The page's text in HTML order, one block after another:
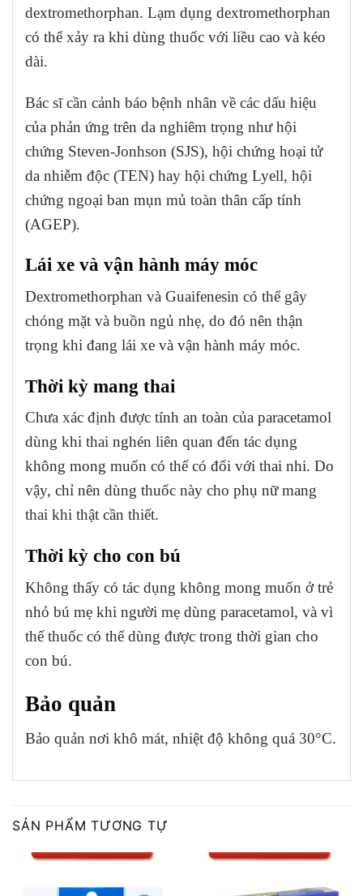
dextromethorphan. Lạm dụng dextromethorphan
có thể xảy ra khi dùng thuốc với liều cao và kéo
dài.
Bác sĩ cần cảnh báo bệnh nhân về các dấu hiệu
của phản ứng trên da nghiêm trọng như hội
chứng Steven-Jonhson (SJS), hội chứng hoại tử
da nhiễm độc (TEN) hay hội chứng Lyell, hội
chứng ngoại ban mụn mủ toàn thân cấp tính
(AGEP).
Lái xe và vận hành máy móc
Dextromethorphan và Guaifenesin có thể gây
chóng mặt và buồn ngủ nhẹ, do đó nên thận
trọng khi đang lái xe và vận hành máy móc.
Thời kỳ mang thai
Chưa xác định được tính an toàn của paracetamol
dùng khi thai nghén liên quan đến tác dụng
không mong muốn có thể có đối với thai nhi. Do
vậy, chỉ nên dùng thuốc này cho phụ nữ mang
thai khi thật cần thiết.
Thời kỳ cho con bú
Không thấy có tác dụng không mong muốn ở trẻ
nhỏ bú mẹ khi người mẹ dùng paracetamol, và vì
thế thuốc có thể dùng được trong thời gian cho
con bú.
Bảo quản
Bảo quản nơi khô mát, nhiệt độ không quá 30°C.
SẢN PHẨM TƯƠNG TỰ